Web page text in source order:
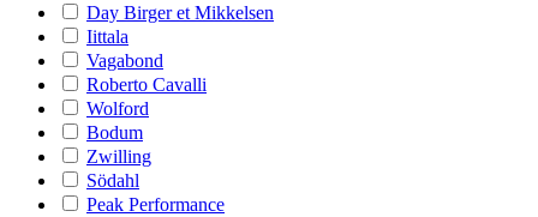
Day Birger et Mikkelsen
Iittala
Vagabond
Roberto Cavalli
Wolford
Bodum
Zwilling
Södahl
Peak Performance